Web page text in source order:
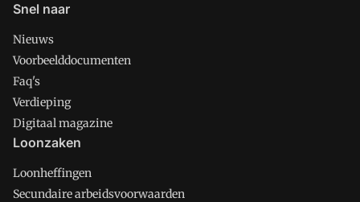
Snel naar
Nieuws
Voorbeelddocumenten
Faq's
Verdieping
Digitaal magazine
Loonzaken
Loonheffingen
Secundaire arbeidsvoorwaarden